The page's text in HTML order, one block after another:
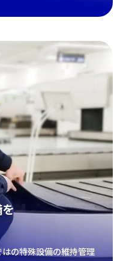
の特殊設備の維持管理